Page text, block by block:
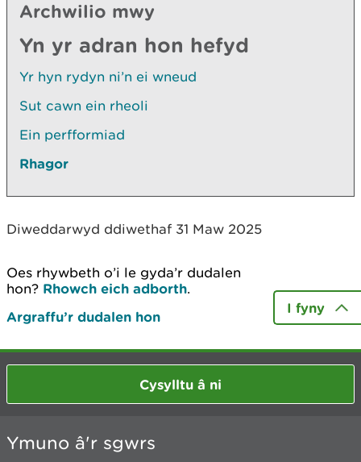
Archwilio mwy
Yn yr adran hon hefyd
Yr hyn rydyn ni’n ei wneud
Sut cawn ein rheoli
Ein perfformiad
Rhagor
Diweddarwyd ddiwethaf 31 Maw 2025
Oes rhywbeth o’i le gyda’r dudalen
hon? Rhowch eich adborth.
Argraffu’r dudalen hon
I fyny
Cysylltu â ni
Ymuno â'r sgwrs